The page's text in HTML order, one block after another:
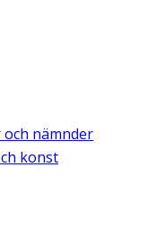
nämnder
konst